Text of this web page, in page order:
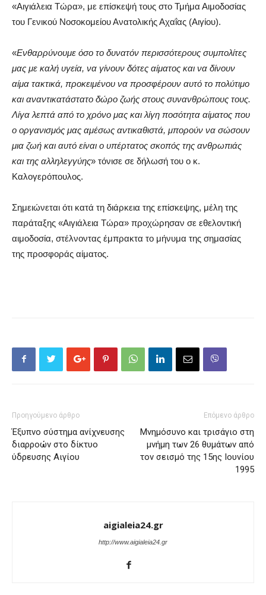
«Αιγιάλεια Τώρα», με επίσκεψή τους στο Τμήμα Αιμοδοσίας
του Γενικού Νοσοκομείου Ανατολικής Αχαΐας (Αιγίου).
«Ενθαρρύνουμε όσο το δυνατόν περισσότερους συμπολίτες
μας με καλή υγεία, να γίνουν δότες αίματος και να δίνουν
αίμα τακτικά, προκειμένου να προσφέρουν αυτό το πολύτιμο
και αναντικατάστατο δώρο ζωής στους συνανθρώπους τους.
Λίγα λεπτά από το χρόνο μας και λίγη ποσότητα αίματος που
ο οργανισμός μας αμέσως αντικαθιστά, μπορούν να σώσουν
μια ζωή και αυτό είναι ο υπέρτατος σκοπός της ανθρωπιάς
και της αλληλεγγύης» τόνισε σε δήλωσή του ο κ.
Καλογερόπουλος.
Σημειώνεται ότι κατά τη διάρκεια της επίσκεψης, μέλη της
παράταξης «Αιγιάλεια Τώρα» προχώρησαν σε εθελοντική
αιμοδοσία, στέλνοντας έμπρακτα το μήνυμα της σημασίας
της προσφοράς αίματος.
Προηγούμενο άρθρο
Έξυπνο σύστημα ανίχνευσης
διαρροών στο δίκτυο
ύδρευσης Αιγίου
Επόμενο άρθρο
Μνημόσυνο και τρισάγιο στη
μνήμη των 26 θυμάτων από
τον σεισμό της 15ης Ιουνίου
1995
aigialeia24.gr
http://www.aigialeia24.gr